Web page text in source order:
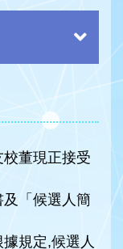
董現正接受
「候選人簡
規定,候選人